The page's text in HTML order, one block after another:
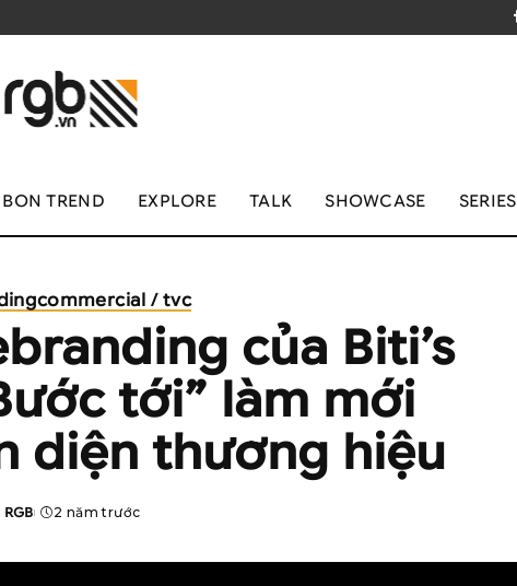
BON TREND EXPLORE TALK SHOWCASE SERIES
commercial / tvc
của Biti’s
tới” làm mới
diện thương hiệu
Posted
RGB 2 năm trước